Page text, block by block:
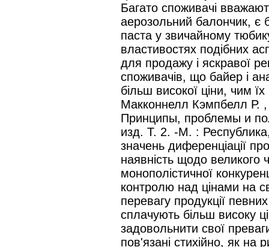
Багато споживачі
аерозольний балончик,
паста у звичайному
властивостях подібних
для продажу і яскравої
споживачів, що байер і
більш високої ціни, чим
Макконнелл Кэмпбелл Р.
Принципы, проблемы и
изд. Т. 2. -М. :
значень диференціації
наявність щодо
монополістичної
контролю над цінами на
перевагу продукції
сплачують більш високу
задовольнити свої
пов'язані стихійно, як на